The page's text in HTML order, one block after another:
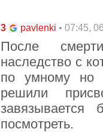
3 pavlenki • 07:45,
После
наследство с
по умному но
решили
завязывается
посмотреть.